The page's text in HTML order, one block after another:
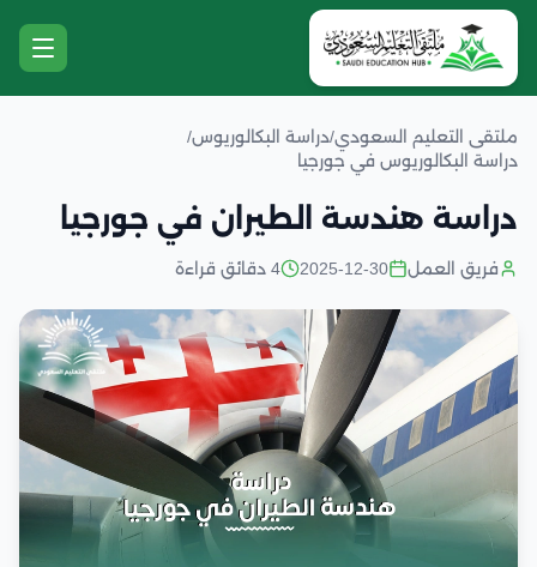
ملتقى التعليم السعودي/دراسة البكالوريوس/
دراسة البكالوريوس في جورجيا
دراسة هندسة الطيران في جورجيا
فريق العمل 2025-12-30 4 دقائق قراءة